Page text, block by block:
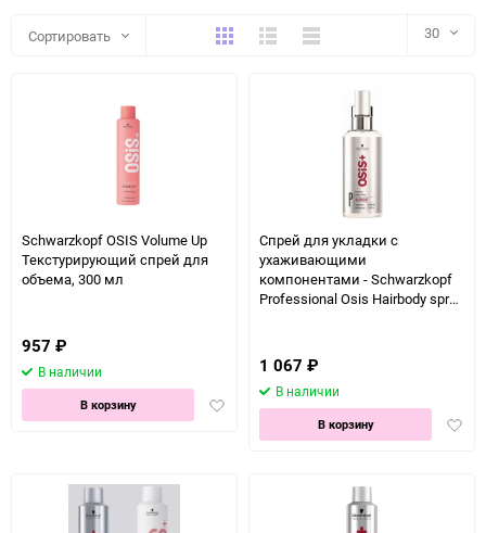
Сортировать ПлиткаПодробноКомпактно 30
Schwarzkopf OSIS Volume Up
Текстурирующий спрей для
объема, 300 мл
957 ₽
В наличии
Добавить
избранное
В корзину
Спрей для укладки с
ухаживающими
компонентами - Schwarzkopf
Professional Osis Hairbody spray
1 067 ₽
В наличии
В корзину